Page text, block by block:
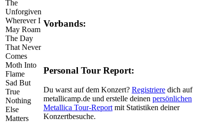
The
Unforgiven
Wherever I
May Roam
The Day
That Never
Comes
Moth Into
Flame
Sad But
True
Nothing
Else
Matters
Vorbands:
Personal Tour Report:
Du warst auf dem Konzert? Registriere dich auf
metallicamp.de und erstelle deinen persönlichen
Metallica Tour-Report mit Statistiken deiner
Konzertbesuche.